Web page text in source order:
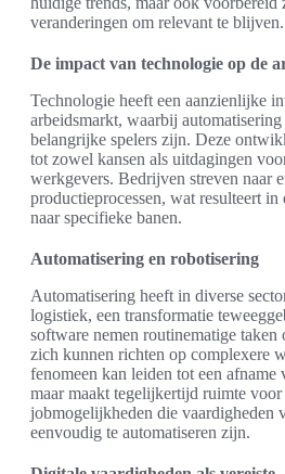
veranderingen om relevant te blijven.
De impact van technologie op de
Technologie heeft een aanzienlijke
arbeidsmarkt, waarbij
belangrijke spelers zijn. Deze
tot zowel kansen als uitdagingen
werkgevers. Bedrijven streven naar
productieprocessen, wat resulteert
naar specifieke banen.
Automatisering en robotisering
Automatisering heeft in diverse
logistiek, een transformatie
software nemen routinematige taken
zich kunnen richten op complexere
fenomeen kan leiden tot een afname
maar maakt tegelijkertijd ruimte
jobmogelijkheden die vaardigheden
eenvoudig te automatiseren zijn.